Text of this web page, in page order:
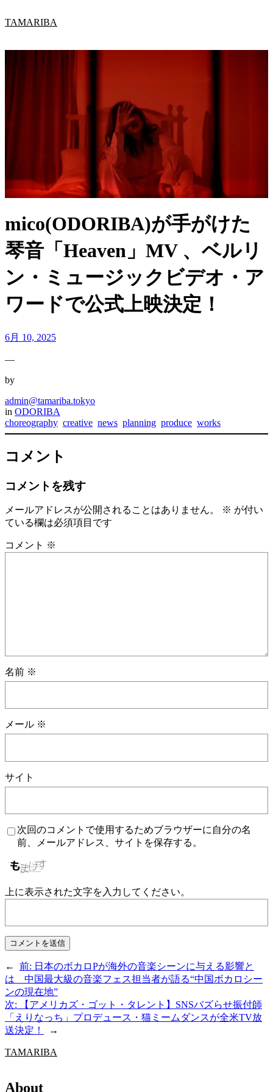
容
ス
ッ
TAMARIBA
mico(ODORIBA)が手がけた
琴音「Heaven」MV 、ベルリ
ン・ミュージックビデオ・ア
ワードで公式上映決定！
6月 10, 2025
—
by
admin@tamariba.tokyo
in ODORIBA
choreography creative news planning produce works
コメント
コメントを残す
メールアドレスが公開されることはありません。 ※ が付い
ている欄は必須項目です
コメント ※
名前 ※
メール ※
サイト
次回のコメントで使用するためブラウザーに自分の名
前、メールアドレス、サイトを保存する。
上に表示された文字を入力してください。
← 前: 日本のボカロPが海外の音楽シーンに与える影響と
は 中国最大級の音楽フェス担当者が語る“中国ボカロシー
ンの現在地”
次:
【アメリカズ・ゴット・タレント】SNSバズらせ振付師
「えりなっち」プロデュース・猫ミームダンスが全米TV放
送決定！
→
TAMARIBA
About